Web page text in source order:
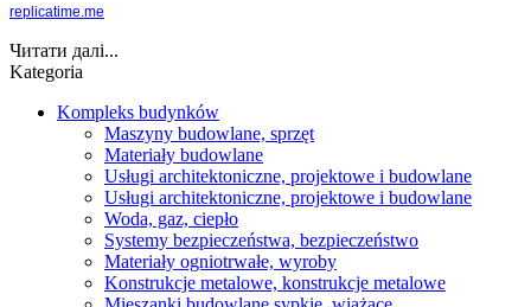
replicatime.me
Читати далі...
Kategoria
Kompleks budynków
Maszyny budowlane, sprzęt
Materiały budowlane
Usługi architektoniczne, projektowe i budowlane
Usługi architektoniczne, projektowe i budowlane
Woda, gaz, ciepło
Systemy bezpieczeństwa, bezpieczeństwo
Materiały ogniotrwałe, wyroby
Konstrukcje metalowe, konstrukcje metalowe